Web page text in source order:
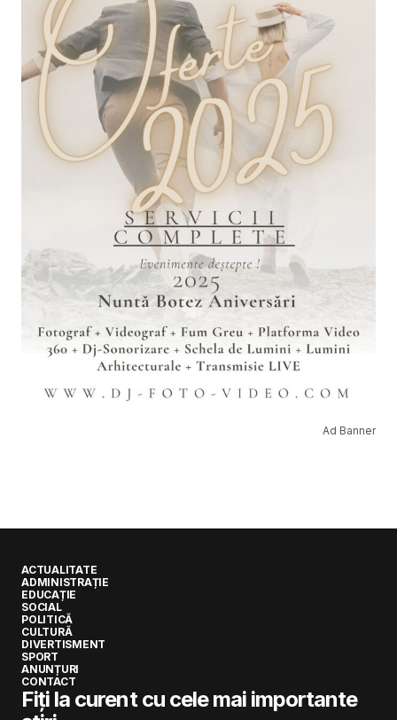
Ad Banner
ACTUALITATE
ADMINISTRAȚIE
EDUCAȚIE
SOCIAL
POLITICĂ
CULTURĂ
DIVERTISMENT
SPORT
ANUNȚURI
CONTACT
Fiți la curent cu cele mai importante